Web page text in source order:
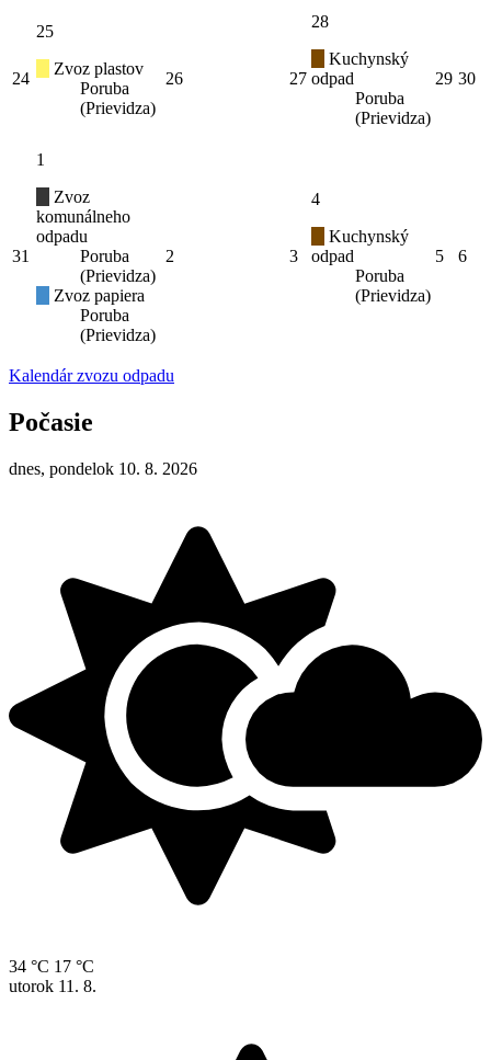
24
25
Zvoz plastov
Poruba
(Prievidza)
26 27
28
Kuchynský
odpad
Poruba
(Prievidza)
29 30
31
1
Zvoz
komunálneho
odpadu
Poruba
(Prievidza)
Zvoz papiera
Poruba
(Prievidza)
2 3
4
Kuchynský
odpad
Poruba
(Prievidza)
5 6
Kalendár zvozu odpadu
Počasie
dnes, pondelok 10. 8. 2026
34 °C 17 °C
utorok 11. 8.